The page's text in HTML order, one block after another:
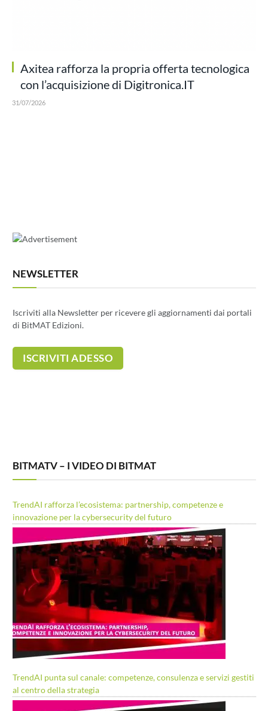
Axitea rafforza la propria offerta tecnologica
con l’acquisizione di Digitronica.IT
31/07/2026
NEWSLETTER
Iscriviti alla Newsletter per ricevere gli aggiornamenti dai portali
di BitMAT Edizioni.
BITMATV – I VIDEO DI BITMAT
TrendAI rafforza l’ecosistema: partnership, competenze e
innovazione per la cybersecurity del futuro
TrendAI punta sul canale: competenze, consulenza e servizi gestiti
al centro della strategia